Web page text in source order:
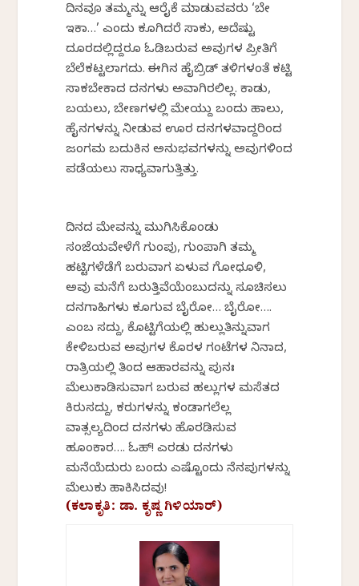
ದಿನವೂ ತಮ್ಮನ್ನು ಆರೈಕೆ ಮಾಡುವವರು ‘ಬೇ
ಇಕಾ…’ ಎಂದು ಕೂಗಿದರೆ ಸಾಕು, ಅದೆಷ್ಟು
ದೂರದಲ್ಲಿದ್ದರೂ ಓಡಿಬರುವ ಅವುಗಳ ಪ್ರೀತಿಗೆ
ಬೆಲೆಕಟ್ಟಲಾಗದು. ಈಗಿನ ಹೈಬ್ರಿಡ್ ತಳಿಗಳಂತೆ ಕಟ್ಟಿ
ಸಾಕಬೇಕಾದ ದನಗಳು ಅವಾಗಿರಲಿಲ್ಲ. ಕಾಡು,
ಬಯಲು, ಬೇಣಗಳಲ್ಲಿ ಮೇಯ್ದು ಬಂದು ಹಾಲು,
ಹೈನಗಳನ್ನು ನೀಡುವ ಊರ ದನಗಳವಾದ್ದರಿಂದ
ಜಂಗಮ ಬದುಕಿನ ಅನುಭವಗಳನ್ನು ಅವುಗಳಿಂದ
ಪಡೆಯಲು ಸಾಧ್ಯವಾಗುತ್ತಿತ್ತು.
ದಿನದ ಮೇವನ್ನು ಮುಗಿಸಿಕೊಂಡು
ಸಂಜೆಯವೇಳೆಗೆ ಗುಂಪು, ಗುಂಪಾಗಿ ತಮ್ಮ
ಹಟ್ಟಿಗಳೆಡೆಗೆ ಬರುವಾಗ ಏಳುವ ಗೋಧೂಳಿ,
ಅವು ಮನೆಗೆ ಬರುತ್ತಿವೆಯೆಂಬುದನ್ನು ಸೂಚಿಸಲು
ದನಗಾಹಿಗಳು ಕೂಗುವ ಬೈರೋ… ಬೈರೋ….
ಎಂಬ ಸದ್ದು, ಕೊಟ್ಟಿಗೆಯಲ್ಲಿ ಹುಲ್ಲುತಿನ್ನುವಾಗ
ಕೇಳಿಬರುವ ಅವುಗಳ ಕೊರಳ ಗಂಟೆಗಳ ನಿನಾದ,
ರಾತ್ರಿಯಲ್ಲಿ ತಿಂದ ಆಹಾರವನ್ನು ಪುನಃ
ಮೆಲುಕಾಡಿಸುವಾಗ ಬರುವ ಹಲ್ಲುಗಳ ಮಸೆತದ
ಕಿರುಸದ್ದು, ಕರುಗಳನ್ನು ಕಂಡಾಗಲೆಲ್ಲ
ವಾತ್ಸಲ್ಯದಿಂದ ದನಗಳು ಹೊರಡಿಸುವ
ಹೂಂಕಾರ…. ಓಹ್! ಎರಡು ದನಗಳು
ಮನೆಯೆದುರು ಬಂದು ಎಷ್ಟೊಂದು ನೆನಪುಗಳನ್ನು
ಮೆಲುಕು ಹಾಕಿಸಿದವು!
(ಕಲಾಕೃತಿ: ಡಾ. ಕೃಷ್ಣ ಗಿಳಿಯಾರ್)